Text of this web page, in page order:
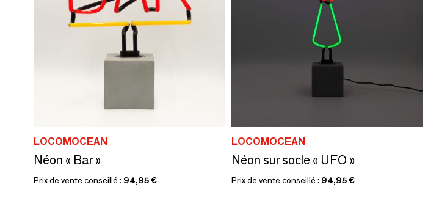
LOCOMOCEAN
Néon « Bar »
Prix de vente conseillé : 94,95 €
LOCOMOCEAN
Néon sur socle « UFO »
Prix de vente conseillé : 94,95 €